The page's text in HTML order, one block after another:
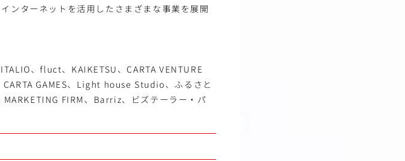
ンターネットを活用したさまざまな事業を展開
、fluct、KAIKETSU、CARTA VENTURE
CARTA GAMES、Light house Studio、ふるさと
FIRM、Barriz、ビズテーラー・パ